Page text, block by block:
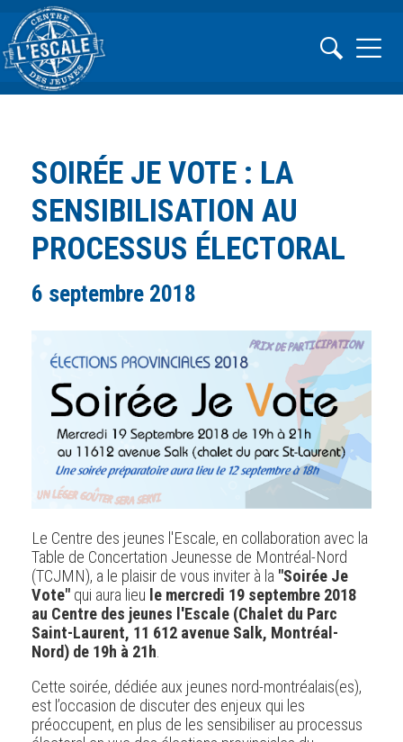
SOIRÉE JE VOTE : LA
SENSIBILISATION AU
PROCESSUS ÉLECTORAL
6 septembre 2018
Le Centre des jeunes l'Escale, en collaboration avec la
Table de Concertation Jeunesse de Montréal-Nord
(TCJMN), a le plaisir de vous inviter à la "Soirée Je
Vote" qui aura lieu le mercredi 19 septembre 2018
au Centre des jeunes l'Escale (Chalet du Parc
Saint-Laurent, 11 612 avenue Salk, Montréal-
Nord) de 19h à 21h
Cette soirée, dédiée aux jeunes nord-montréalais(es),
est l’occasion de discuter des enjeux qui les
préoccupent, en plus de les sensibiliser au processus